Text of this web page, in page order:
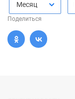
Месяц
Поделиться